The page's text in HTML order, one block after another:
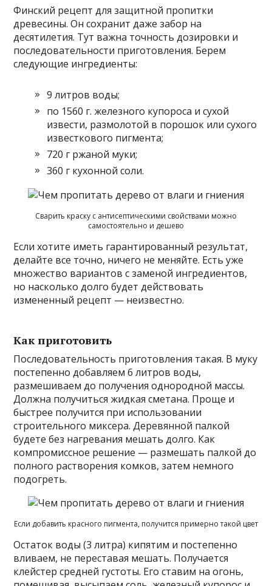
Финский рецепт для защитной пропитки
древесины. Он сохранит даже забор на
десятилетия. Тут важна точность дозировки и
последовательности приготовления. Берем
следующие ингредиенты:
9 литров воды;
по 1560 г. железного купороса и сухой
извести, размолотой в порошок или сухого
известкового пигмента;
720 г ржаной муки;
360 г кухонной соли.
Сварить краску с антисептическими свойствами можно
самостоятельно и дешево
Если хотите иметь гарантированный результат,
делайте все точно, ничего не меняйте. Есть уже
множество вариантов с заменой ингредиентов,
но насколько долго будет действовать
измененный рецепт — неизвестно.
Как приготовить
Последовательность приготовления такая. В муку
постепенно добавляем 6 литров воды,
размешиваем до получения однородной массы.
Должна получиться жидкая сметана. Проще и
быстрее получится при использовании
строительного миксера. Деревянной палкой
будете без нагревания мешать долго. Как
компромиссное решение — размешать палкой до
полного растворения комков, затем немного
подогреть.
Если добавить красного пигмента, получится примерно такой цвет
Остаток воды (3 литра) кипятим и постепенно
вливаем, не переставая мешать. Получается
клейстер средней густоты. Его ставим на огонь,